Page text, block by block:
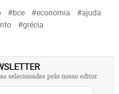
#bce #economia
#ajuda
#grécia
selecionadas pelo nosso editor